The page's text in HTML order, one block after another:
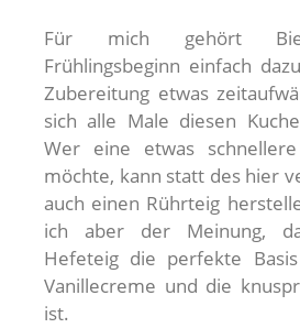
Für mich gehört
Frühlingsbeginn einfach
Zubereitung etwas
sich alle Male diesen
Wer eine etwas
möchte, kann statt des hier
auch einen Rührteig
ich aber der Meinung,
Hefeteig die perfekte
Vanillecreme und die
ist.